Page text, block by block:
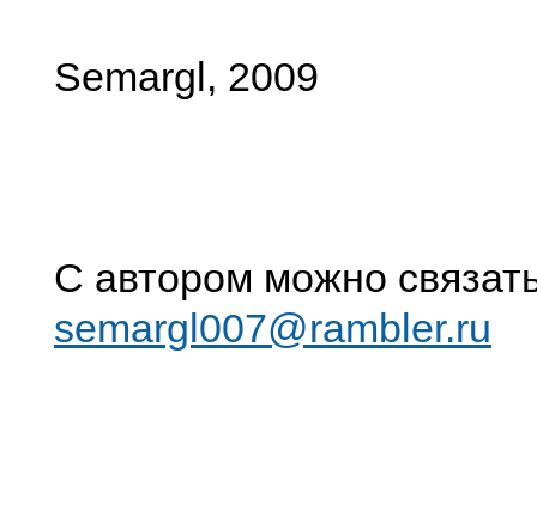
Semargl, 2009
С автором можно
semargl007@rambler.ru